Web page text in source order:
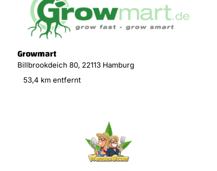
Growmart
Billbrookdeich 80, 22113 Hamburg
53,4 km entfernt